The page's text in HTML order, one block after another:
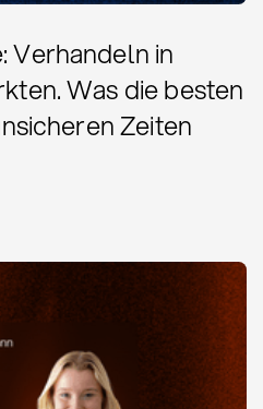
Verhandeln in
Was die besten
Zeiten